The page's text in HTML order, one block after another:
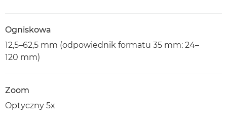
Ogniskowa
12,5–62,5 mm (odpowiednik formatu 35 mm: 24–
120 mm)
Zoom
Optyczny 5x